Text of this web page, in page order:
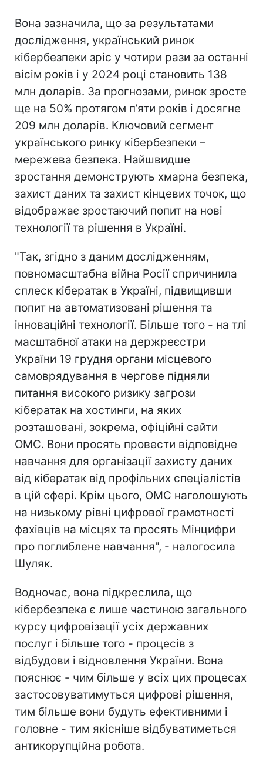
Вона зазначила, що за результатами
дослідження, український ринок
кібербезпеки зріс у чотири рази за останні
вісім років і у 2024 році становить 138
млн доларів. За прогнозами, ринок зросте
ще на 50% протягом п’яти років і досягне
209 млн доларів. Ключовий сегмент
українського ринку кібербезпеки –
мережева безпека. Найшвидше
зростання демонструють хмарна безпека,
захист даних та захист кінцевих точок, що
відображає зростаючий попит на нові
технології та рішення в Україні.
"Так, згідно з даним дослідженням,
повномасштабна війна Росії спричинила
сплеск кібератак в Україні, підвищивши
попит на автоматизовані рішення та
інноваційні технології. Більше того - на тлі
масштабної атаки на держреєстри
України 19 грудня органи місцевого
самоврядування в чергове підняли
питання високого ризику загрози
кібератак на хостинги, на яких
розташовані, зокрема, офіційні сайти
ОМС. Вони просять провести відповідне
навчання для організації захисту даних
від кібератак від профільних спеціалістів
в цій сфері. Крім цього, ОМС наголошують
на низькому рівні цифрової грамотності
фахівців на місцях та просять Мінцифри
про поглиблене навчання", - налогосила
Шуляк.
Водночас, вона підкреслила, що
кібербезпека є лише частиною загального
курсу цифровізації усіх державних
послуг і більше того - процесів з
відбудови і відновлення України. Вона
пояснює - чим більше у всіх цих процесах
застосовуватимуться цифрові рішення,
тим більше вони будуть ефективними і
головне - тим якісніше відбуватиметься
антикорупційна робота.